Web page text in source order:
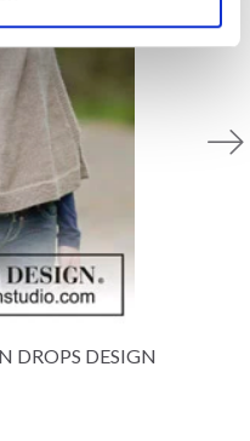
DROPS DESIGN